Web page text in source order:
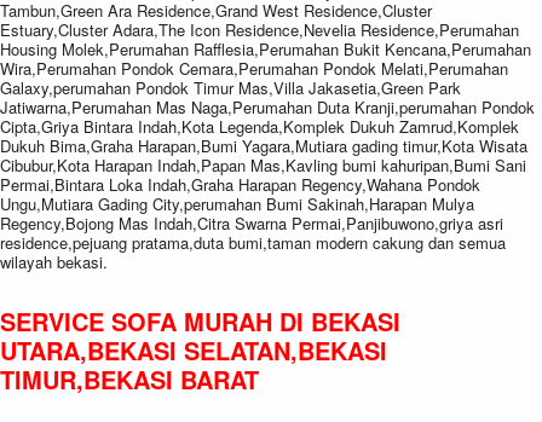
Tambun,Green Ara Residence,Grand West Residence,Cluster
Estuary,Cluster Adara,The Icon Residence,Nevelia Residence,Perumahan
Housing Molek,Perumahan Rafflesia,Perumahan Bukit Kencana,Perumahan
Wira,Perumahan Pondok Cemara,Perumahan Pondok Melati,Perumahan
Galaxy,perumahan Pondok Timur Mas,Villa Jakasetia,Green Park
Jatiwarna,Perumahan Mas Naga,Perumahan Duta Kranji,perumahan Pondok
Cipta,Griya Bintara Indah,Kota Legenda,Komplek Dukuh Zamrud,Komplek
Dukuh Bima,Graha Harapan,Bumi Yagara,Mutiara gading timur,Kota Wisata
Cibubur,Kota Harapan Indah,Papan Mas,Kavling bumi kahuripan,Bumi Sani
Permai,Bintara Loka Indah,Graha Harapan Regency,Wahana Pondok
Ungu,Mutiara Gading City,perumahan Bumi Sakinah,Harapan Mulya
Regency,Bojong Mas Indah,Citra Swarna Permai,Panjibuwono,griya asri
residence,pejuang pratama,duta bumi,taman modern cakung dan semua
wilayah bekasi.
SERVICE SOFA MURAH DI BEKASI
UTARA,BEKASI SELATAN,BEKASI
TIMUR,BEKASI BARAT